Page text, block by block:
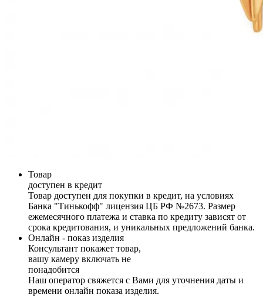
Товар
доступен в кредит
Товар доступен для покупки в кредит, на условиях
Банка "Тинькофф" лицензия ЦБ РФ №2673. Размер
ежемесячного платежа и ставка по кредиту зависят от
срока кредитования, и уникальных предложений банка.
Онлайн - показ изделия
Консультант покажет товар,
вашу камеру включать не
понадобится
Наш оператор свяжется с Вами для уточнения даты и
времени онлайн показа изделия.